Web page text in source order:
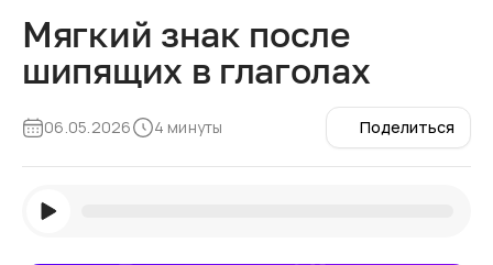
Мягкий знак после
шипящих в глаголах
06.05.2026 4 минуты Поделиться